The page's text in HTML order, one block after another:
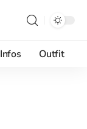
Infos Outfit